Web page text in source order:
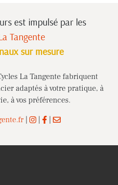
est impulsé par les
Tangente
sur mesure
La Tangente fabriquent
adaptés à votre pratique, à
à vos préférences.